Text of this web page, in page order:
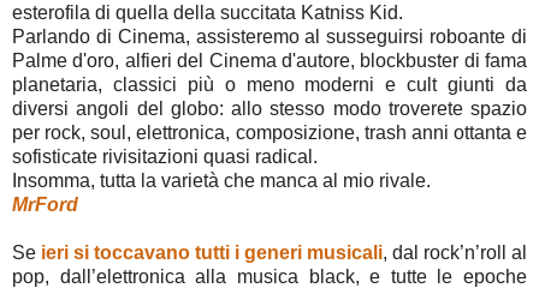
esterofila di quella della succitata Katniss Kid.
Parlando di Cinema, assisteremo al susseguirsi roboante di
Palme d'oro, alfieri del Cinema d'autore, blockbuster di fama
planetaria, classici più o meno moderni e cult giunti da
diversi angoli del globo: allo stesso modo troverete spazio
per rock, soul, elettronica, composizione, trash anni ottanta e
sofisticate rivisitazioni quasi radical.
Insomma, tutta la varietà che manca al mio rivale.
MrFord
Se ieri si toccavano tutti i generi musicali, dal rock’n’roll al
pop, dall’elettronica alla musica black, e tutte le epoche